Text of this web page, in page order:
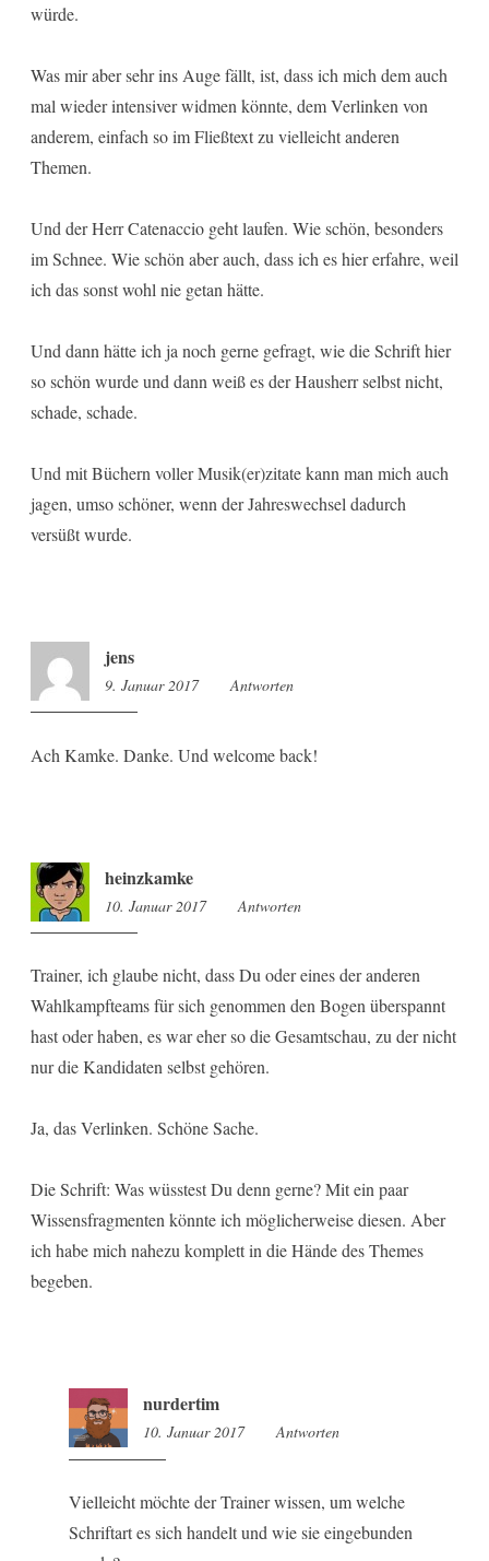
würde.
Was mir aber sehr ins Auge fällt, ist, dass ich mich dem auch
mal wieder intensiver widmen könnte, dem Verlinken von
anderem, einfach so im Fließtext zu vielleicht anderen
Themen.
Und der Herr Catenaccio geht laufen. Wie schön, besonders
im Schnee. Wie schön aber auch, dass ich es hier erfahre, weil
ich das sonst wohl nie getan hätte.
Und dann hätte ich ja noch gerne gefragt, wie die Schrift hier
so schön wurde und dann weiß es der Hausherr selbst nicht,
schade, schade.
Und mit Büchern voller Musik(er)zitate kann man mich auch
jagen, umso schöner, wenn der Jahreswechsel dadurch
versüßt wurde.
jens
9. Januar 2017 23:00
Antworten
Ach Kamke. Danke. Und welcome back!
heinzkamke
10. Januar 2017 10:22
Antworten
Trainer, ich glaube nicht, dass Du oder eines der anderen
Wahlkampfteams für sich genommen den Bogen überspannt
hast oder haben, es war eher so die Gesamtschau, zu der nicht
nur die Kandidaten selbst gehören.
Ja, das Verlinken. Schöne Sache.
Die Schrift: Was wüsstest Du denn gerne? Mit ein paar
Wissensfragmenten könnte ich möglicherweise diesen. Aber
ich habe mich nahezu komplett in die Hände des Themes
begeben.
nurdertim
10. Januar 2017 13:42
Antworten
Vielleicht möchte der Trainer wissen, um welche
Schriftart es sich handelt und wie sie eingebunden